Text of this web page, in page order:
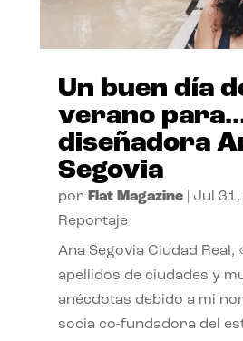
Un buen día
verano
diseñadora
Segovia
por Flat Magazine| Jul
Reportaje
Ana Segovia Ciudad Real,
apellidos de ciudades y
anécdotas debido a mi
socia co-fundadora del